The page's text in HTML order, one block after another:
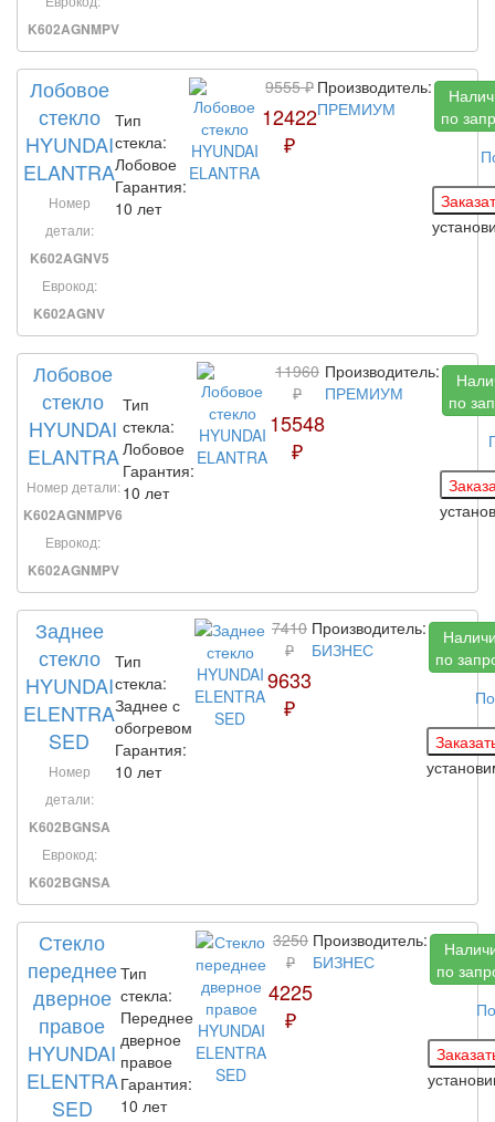
K602AGNMPV
Лобовое
стекло
HYUNDAI
ELANTRA
Номер
детали:
K602AGNV5
Еврокод:
K602AGNV
Тип
стекла:
Лобовое
Гарантия:
10 лет
9555 ₽
12422
₽
Производитель:
ПРЕМИУМ
по
Лобовое
стекло
HYUNDAI
ELANTRA
Номер детали:
K602AGNMPV6
Еврокод:
K602AGNMPV
Тип
стекла:
Лобовое
Гарантия:
10 лет
11960
₽
15548
₽
Производитель:
ПРЕМИУМ
по
Заднее
стекло
HYUNDAI
ELENTRA
SED
Номер
детали:
K602BGNSA
Еврокод:
K602BGNSA
Тип
стекла:
Заднее с
обогревом
Гарантия:
10 лет
7410
₽
9633
₽
Производитель:
БИЗНЕС
по
Стекло
переднее
дверное
правое
HYUNDAI
ELENTRA
SED
Тип
стекла:
Переднее
дверное
правое
Гарантия:
10 лет
3250
₽
4225
₽
Производитель:
БИЗНЕС
по